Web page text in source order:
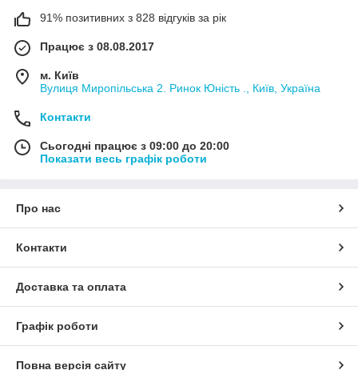
91% позитивних з 828 відгуків за рік
Працює з 08.08.2017
м. Київ
Вулиця Миропільська 2. Ринок Юність ., Київ, Україна
Контакти
Сьогодні працює з 09:00 до 20:00
Показати весь графік роботи
Про нас
Контакти
Доставка та оплата
Графік роботи
Повна версія сайту